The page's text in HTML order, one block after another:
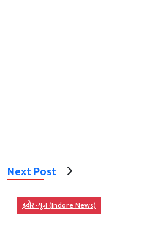
Next Post
इंदौर न्यूज़ (Indore News)